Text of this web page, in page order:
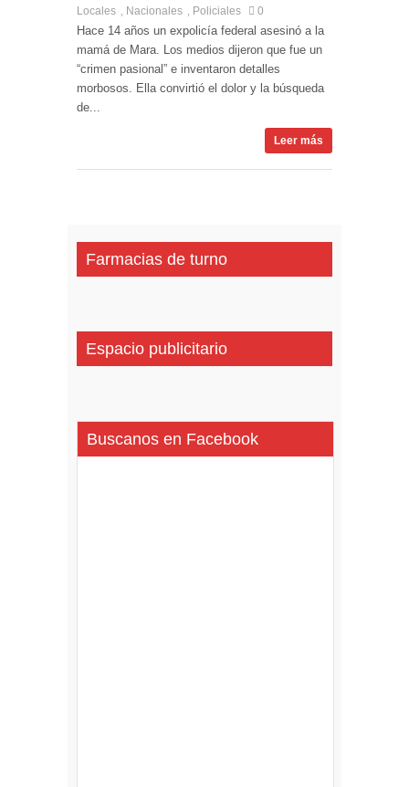
Locales
Nacionales Policiales 0
Hace 14 años un expolicía federal asesinó a la
mamá de Mara. Los medios dijeron que fue un
“crimen pasional” e inventaron detalles
morbosos. Ella convirtió el dolor y la búsqueda
de...
Leer más
Farmacias de turno
Espacio publicitario
Buscanos en Facebook